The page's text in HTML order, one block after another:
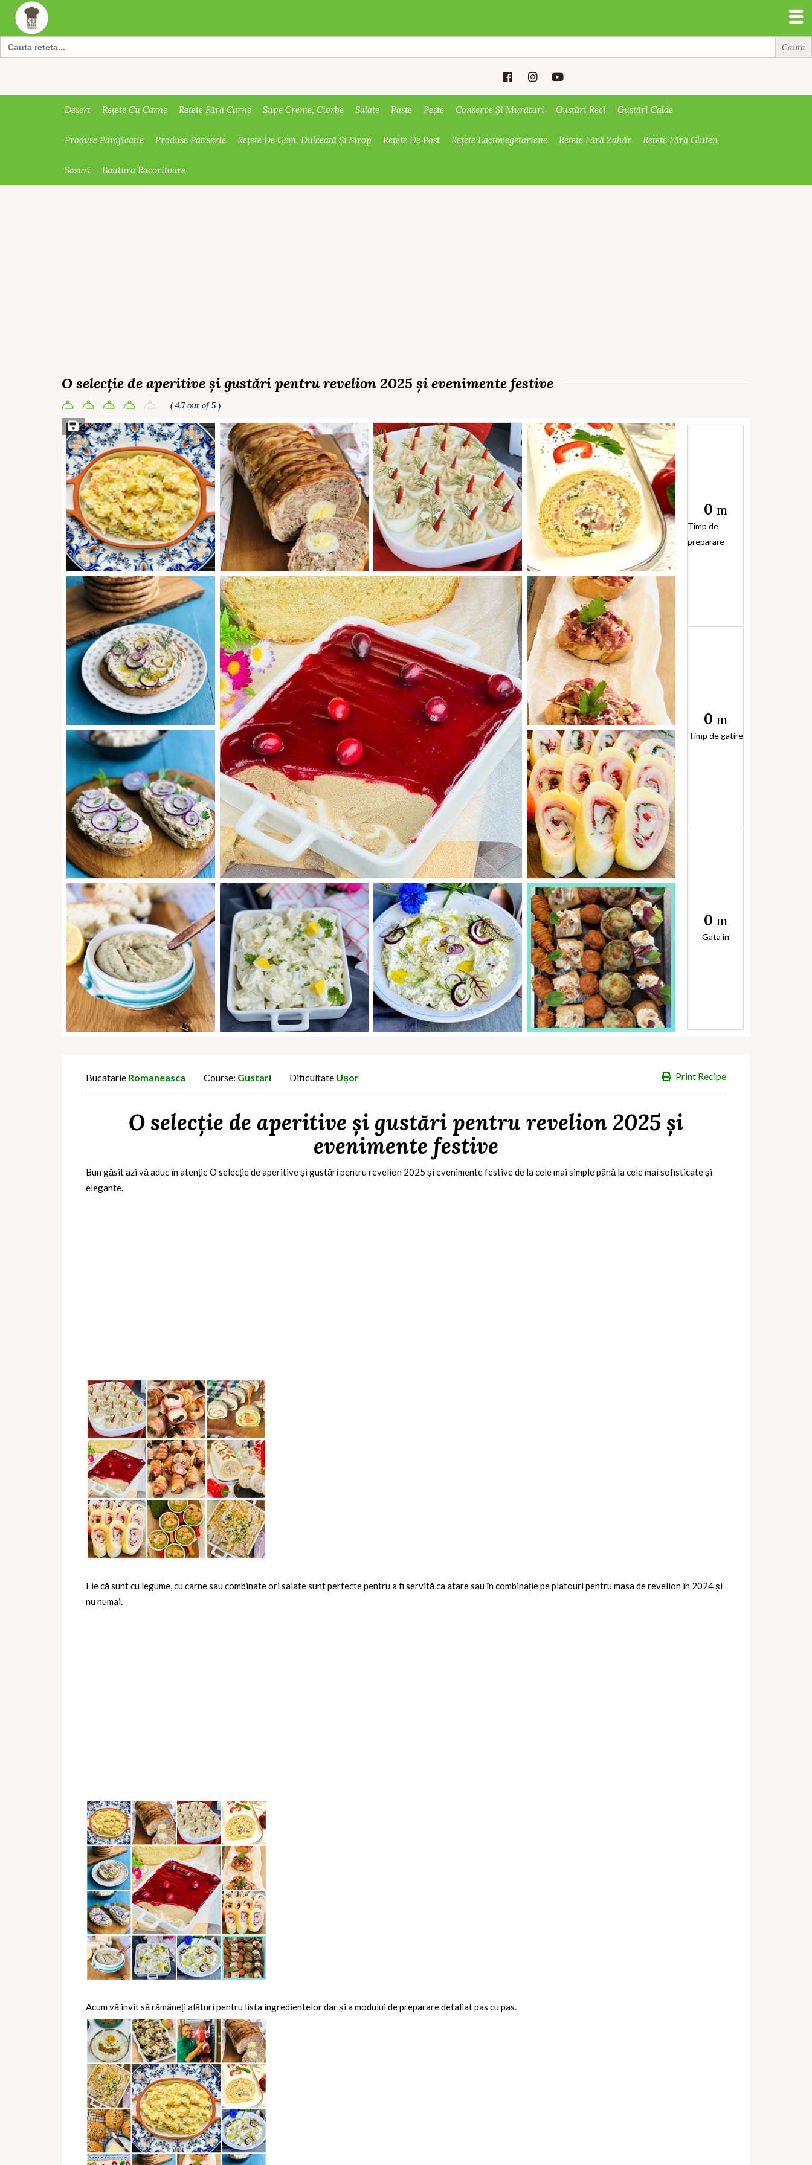
Search
for:
Desert Rețete Cu Carne Rețete Fără Carne Supe Creme, Ciorbe Salate Paste Pește Conserve Și Murături Gustări Reci Gustări Calde
Produse Panificație Produse Patiserie Rețete De Gem, Dulceață Și Sirop Rețete De Post Rețete Lactovegetariene Rețete Fără Zahăr Rețete Fără Gluten
Sosuri Bautura Racoritoare
O selecție de aperitive și gustări pentru revelion 2025 și evenimente festive
( 4.7 out of 5 )
Save Recipe
0 m
Timp de
preparare
0 m
Timp de gatire
0 m
Gata in
Print Recipe
Bucatarie Romaneasca Course: Gustari Dificultate Ușor
O selecție de aperitive și gustări pentru revelion 2025 și
evenimente festive
Bun găsit azi vă aduc în atenție O selecție de aperitive și gustări pentru revelion 2025 și evenimente festive de la cele mai simple până la cele mai sofisticate și
elegante.
Fie că sunt cu legume, cu carne sau combinate ori salate sunt perfecte pentru a fi servită ca atare sau în combinație pe platouri pentru masa de revelion în 2024 și
nu numai.
Acum vă invit să rămâneți alături pentru lista ingredientelor dar și a modului de preparare detaliat pas cu pas.